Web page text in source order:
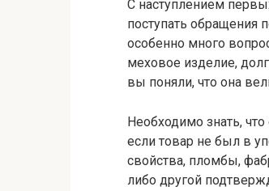
С наступлением
поступать обращения
особенно много
меховое изделие,
вы поняли, что она
Необходимо знать,
если товар не был в
свойства, пломбы,
либо другой